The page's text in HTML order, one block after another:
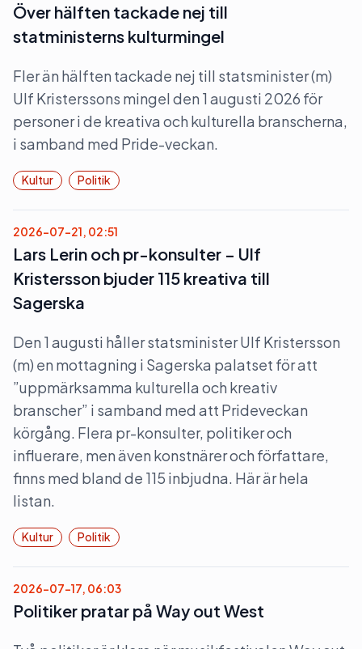
Över hälften tackade nej till
statministerns kulturmingel
Fler än hälften tackade nej till statsminister (m)
Ulf Kristerssons mingel den 1 augusti 2026 för
personer i de kreativa och kulturella branscherna,
i samband med Pride-veckan.
Kultur Politik
2026-07-21, 02:51
Lars Lerin och pr-konsulter – Ulf
Kristersson bjuder 115 kreativa till
Sagerska
Den 1 augusti håller statsminister Ulf Kristersson
(m) en mottagning i Sagerska palatset för att
”uppmärksamma kulturella och kreativ
branscher” i samband med att Prideveckan
körgång. Flera pr-konsulter, politiker och
influerare, men även konstnärer och författare,
finns med bland de 115 inbjudna. Här är hela
listan.
Kultur Politik
2026-07-17, 06:03
Politiker pratar på Way out West